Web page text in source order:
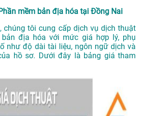
mềm bản địa hóa tại Đồng Nai
, chúng tôi cung cấp dịch vụ dịch thuật
địa hóa với mức giá hợp lý, phụ
như độ dài tài liệu, ngôn ngữ dịch và
hồ sơ. Dưới đây là bảng giá tham